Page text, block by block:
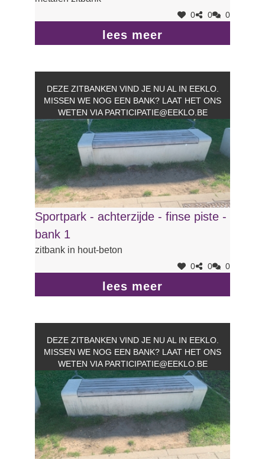
0 0 0
lees meer
DEZE ZITBANKEN VIND JE NU AL IN EEKLO.
MISSEN WE NOG EEN BANK? LAAT HET ONS
WETEN VIA PARTICIPATIE@EEKLO.BE
Sportpark - achterzijde - finse piste -
bank 1
zitbank in hout-beton
0 0 0
lees meer
DEZE ZITBANKEN VIND JE NU AL IN EEKLO.
MISSEN WE NOG EEN BANK? LAAT HET ONS
WETEN VIA PARTICIPATIE@EEKLO.BE